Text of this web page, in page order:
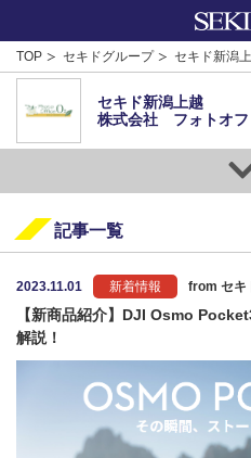
TOP セキドグループ セキド新潟
セキド新潟上越
株式会社 フォトオフ
記事一覧
2023.11.01 新着情報 from セキ
【新商品紹介】DJI Osmo
解説！